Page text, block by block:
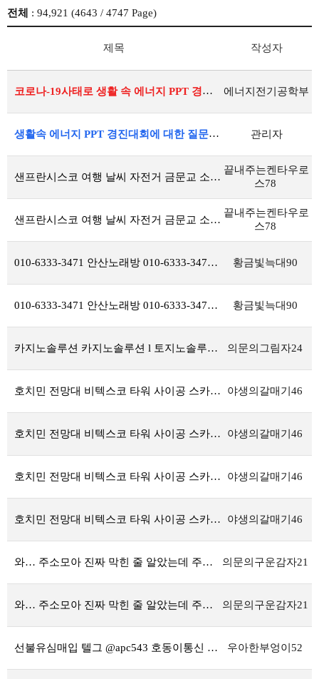
전체 : 94,921 (4643 / 4747 Page)
제목 작성자
코로나-19사태로 생활 속 에너지 PPT 경진대회 개최를 연기합니다. 에너지전기공학부
생활속 에너지 PPT 경진대회에 대한 질문들을 남겨주세요. 관리자
샌프란시스코 여행 날씨 자전거 금문교 소살리토 내돈내산 마이리얼트립 6월 쿠폰
끝내주는켄타우로
스78
샌프란시스코 여행 날씨 자전거 금문교 소살리토 내돈내산 마이리얼트립 6월 쿠폰
끝내주는켄타우로
스78
010-6333-3471 안산노래방 010-6333-3471 인천노래방,인천다국적,24시 파주노래방 010-6333-3471 인천노래방,인천다국적,24시 계양 다국적 010-6333-3471 인천노래방,인천다국적,24시 시흥다국적 010-6333-3471 인천노래방,인천다국적,24시 황금빛늑대90
010-6333-3471 안산노래방 010-6333-3471 인천노래방,인천다국적,24시 파주노래방 010-6333-3471 인천노래방,인천다국적,24시 계양 다국적 010-6333-3471 인천노래방,인천다국적,24시 시흥다국적 010-6333-3471 인천노래방,인천다국적,24시 황금빛늑대90
카지노솔루션 카지노솔루션 l 토지노솔루션 l 정품알 l 아너링크 l 홀덤솔루션 ㅣ새로솔루션 l 성피전용 의문의그림자24
호치민 전망대 비텍스코 타워 사이공 스카이덱 입장권 가격 후기 마이리얼트립 할인코드 야생의갈매기46
호치민 전망대 비텍스코 타워 사이공 스카이덱 입장권 가격 후기 마이리얼트립 할인코드 야생의갈매기46
호치민 전망대 비텍스코 타워 사이공 스카이덱 입장권 가격 후기 마이리얼트립 할인코드 야생의갈매기46
호치민 전망대 비텍스코 타워 사이공 스카이덱 입장권 가격 후기 마이리얼트립 할인코드 야생의갈매기46
와… 주소모아 진짜 막힌 줄 알았는데 주소모아 최신주소 찾으니까 바로 되네요 의문의구운감자21
와… 주소모아 진짜 막힌 줄 알았는데 주소모아 최신주소 찾으니까 바로 되네요 의문의구운감자21
선불유심매입 텔그 @apc543 호동이통신 주말선불유심내구제 대학생모바일대출 당일무직자대출 우아한부엉이52